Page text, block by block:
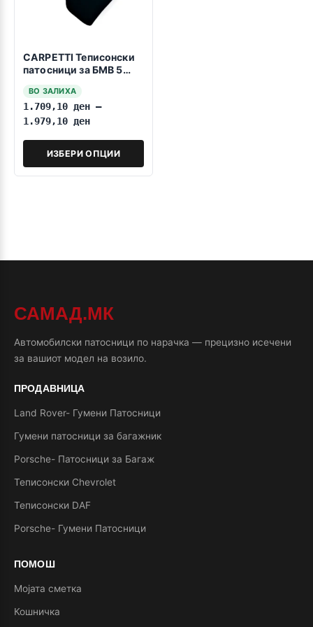
CARPETTI Теписонски
патосници за БМВ 5
ВО ЗАЛИХА
1.709,10 ден –
1.979,10 ден
ИЗБЕРИ ОПЦИИ
САМАД.МК
Автомобилски патосници по нарачка — прецизно исечени
за вашиот модел на возило.
ПРОДАВНИЦА
Land Rover- Гумени Патосници
Гумени патосници за багажник
Porsche- Патосници за Багаж
Теписонски Chevrolet
Теписонски DAF
Porsche- Гумени Патосници
ПОМОШ
Мојата сметка
Кошничка